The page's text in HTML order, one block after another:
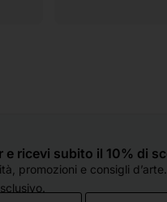
Hanno sempre
per tutti e si
e ricevi subito il 10% di
promozioni e consigli